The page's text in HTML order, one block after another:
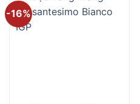
-16%